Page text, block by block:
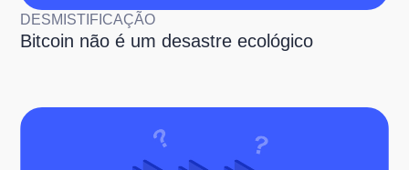
DESMISTIFICAÇÃO
Bitcoin não é um desastre ecológico